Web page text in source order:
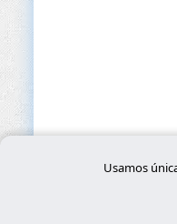
Usamos